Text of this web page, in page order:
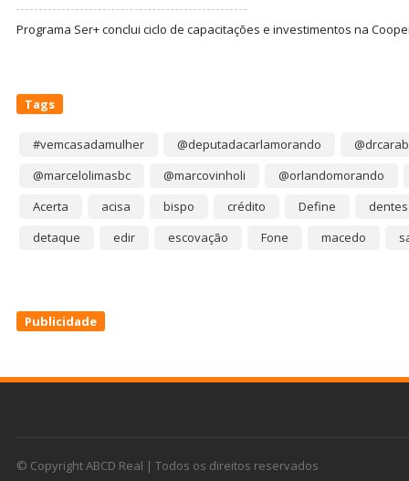
Programa Ser+ conclui ciclo de capacitações e investimentos na
Tags
#vemcasadamulher @deputadacarlamorando
@marcelolimasbc
@marcovinholi
@orlandomorando
Acerta
acisa bispo crédito Define
dentes
detaque
edir escovação Fone macedo
Publicidade
© Copyright ABCD Real | Todos os direitos reservados